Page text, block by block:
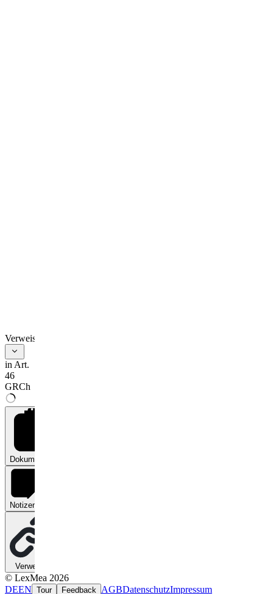
Verweise
in Art.
46
GRCh
Dokumente
Notizen
Verweise
© LexMea 2026
DEEN Tour Feedback AGBDatenschutzImpressum